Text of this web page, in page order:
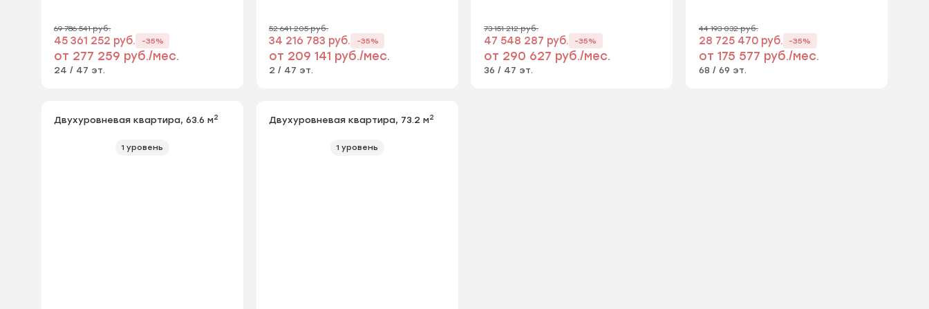
69 786 541 руб.
45 361 252 руб. -35%
от 277 259 руб./мес.
24 / 47 эт.
52 641 205 руб.
34 216 783 руб. -35%
от 209 141 руб./мес.
2 / 47 эт.
73 151 212 руб.
47 548 287 руб. -35%
от 290 627 руб./мес.
36 / 47 эт.
44 193 032 руб.
28 725 470 руб. -35%
от 175 577 руб./мес.
68 / 69 эт.
Двухуровневая квартира, 63.6 м2
1 уровень
Двухуровневая квартира, 73.2 м2
1 уровень